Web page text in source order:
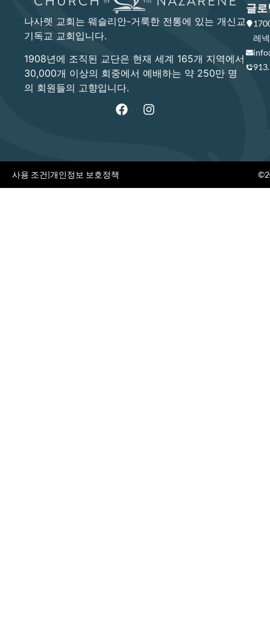
나사렛 교회는 웨슬리안-거룩한 전통에 있는 개신교
기독교 교회입니다.
1908년에 조직된 교단은 현재 세계 165개 지역에서
30,000개 이상의 회중에서 예배하는 약 250만 명
의 회원들의 고향입니다.
글로
레
사용 조건|개인정보 보호정책